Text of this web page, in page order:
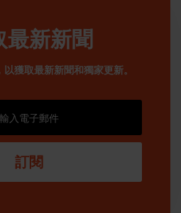
最新新聞
獲取最新新聞和獨家更新。
訂閱